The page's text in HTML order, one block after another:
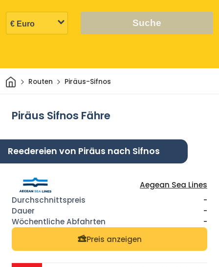
Suche
HeimRouten Piräus-Sifnos
Piräus Sifnos Fähre
Reedereien von Piräus nach Sifnos
Aegean Sea Lines
-
-
-
Preis anzeigen